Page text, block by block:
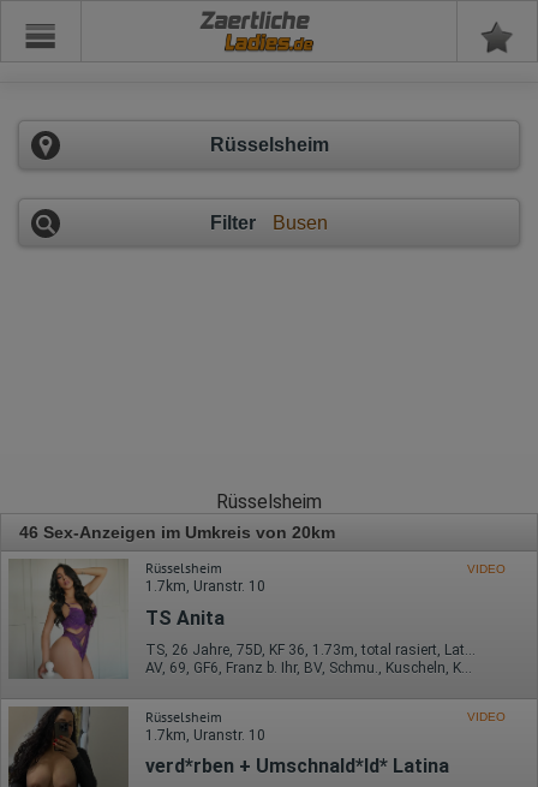
Zaertliche
Rüsselsheim
Filter Busen
Rüsselsheim
46 Sex-Anzeigen im Umkreis von 20km
Rüsselsheim VIDEO
1.7km, Uranstr. 10
TS Anita
TS, 26 Jahre, 75D, KF 36, 1.73m, total rasiert, Latina
AV, 69, GF6, Franz b. Ihr, BV, Schmu., Kuscheln, Körperküs.
Rüsselsheim VIDEO
1.7km, Uranstr. 10
verd*rben + Umschnald*ld* Latina